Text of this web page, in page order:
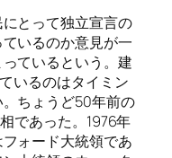
とって独立宣言の
いるのか意見が一
ているという。建
いるのはタイミン
ちょうど50年前の
であった。1976年
ォード大統領であ